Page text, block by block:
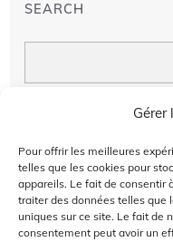
Gérer
Pour offrir les meilleures
telles que les cookies pour
appareils. Le fait de consentir
traiter des données telles que
uniques sur ce site. Le fait de
consentement peut avoir un
SEARCH
À PROPOS DE NOUS
AVIS DE NON-